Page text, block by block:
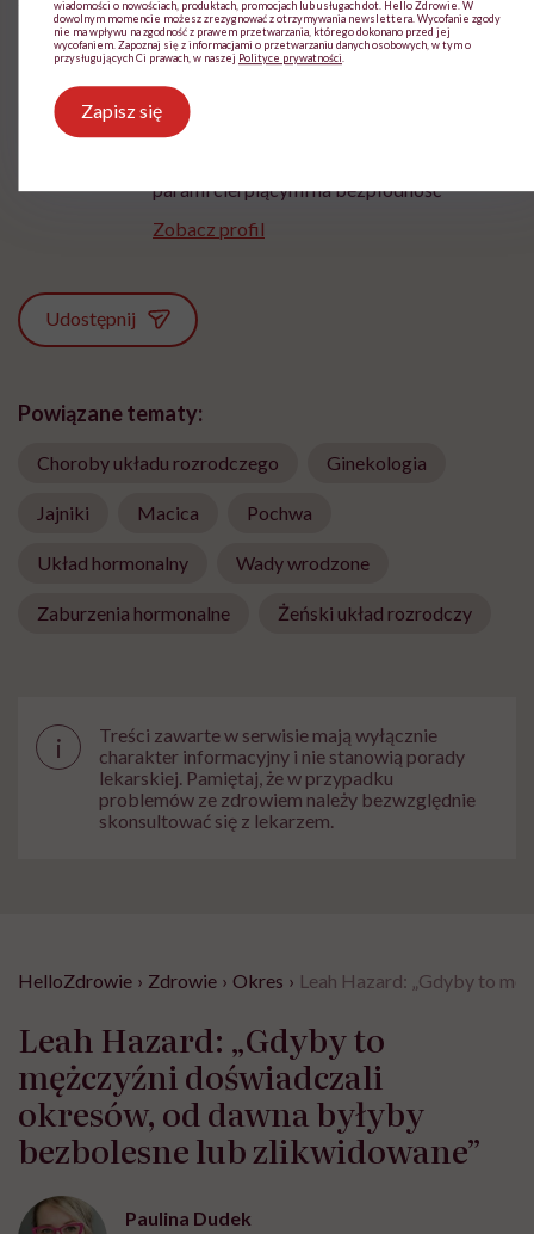
Kamila Pilawka-Mazurek
Dyplomowana położna, która aktywnie
pracuje z pacjentkami w zakresie
parami cierpiącymi na bezpłodność
Zobacz profil
Udostępnij
Powiązane tematy:
Choroby układu rozrodczego Ginekologia
Jajniki Macica Pochwa
Układ hormonalny Wady wrodzone
Zaburzenia hormonalne Żeński układ rozrodczy
i
Treści zawarte w serwisie mają wyłącznie
charakter informacyjny i nie stanowią porady
lekarskiej. Pamiętaj, że w przypadku
problemów ze zdrowiem należy bezwzględnie
skonsultować się z lekarzem.
HelloZdrowie › Zdrowie › Okres › Leah Hazard: „Gdyby to
Leah Hazard: „Gdyby to
mężczyźni doświadczali
okresów, od dawna byłyby
bezbolesne lub zlikwidowane”
Paulina Dudek
wiadomości o nowościach, produktach, promocjach lub usługach dot. Hello Zdrowie. W
dowolnym momencie możesz zrezygnować z otrzymywania newslettera. Wycofanie zgody
nie ma wpływu na zgodność z prawem przetwarzania, którego dokonano przed jej
wycofaniem. Zapoznaj się z informacjami o przetwarzaniu danych osobowych, w tym o
przysługujących Ci prawach, w naszej Polityce prywatności
Zapisz się